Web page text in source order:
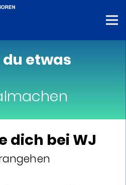
etwas
dich bei WJ